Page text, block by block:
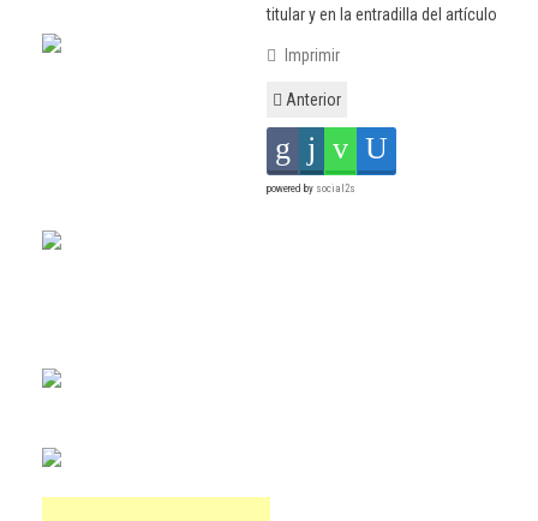
titular y en la entradilla del artículo
Imprimir
Anterior
powered by social2s